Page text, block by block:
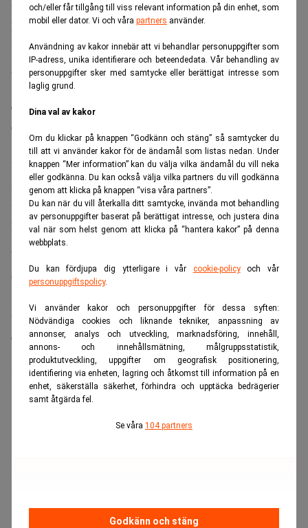
och/eller får tillgång till viss relevant information på din enhet, som
mobil eller dator. Vi och våra partners använder.
Användning av kakor innebär att vi behandlar personuppgifter som
IP-adress, unika identifierare och beteendedata. Vår behandling av
personuppgifter sker med samtycke eller berättigat intresse som
laglig grund.
Dina val av kakor
Om du klickar på knappen “Godkänn och stäng” så samtycker du
till att vi använder kakor för de ändamål som listas nedan. Under
knappen “Mer information” kan du välja vilka ändamål du vill neka
eller godkänna. Du kan också välja vilka partners du vill godkänna
genom att klicka på knappen “visa våra partners”.
Du kan när du vill återkalla ditt samtycke, invända mot behandling
av personuppgifter baserat på berättigat intresse, och justera dina
val när som helst genom att klicka på “hantera kakor” på denna
webbplats.
Du kan fördjupa dig ytterligare i vår cookie-policyoch vår
personuppgiftspolicy.
Vi använder kakor och personuppgifter för dessa syften:
Nödvändiga cookies och liknande tekniker, anpassning av
annonser, analys och utveckling, marknadsföring, innehåll,
annons- och innehållsmätning, målgruppsstatistik,
produktutveckling, uppgifter om geografisk positionering,
identifiering via enheten, lagring och åtkomst till information på en
enhet, säkerställa säkerhet, förhindra och upptäcka bedrägerier
samt åtgärda fel.
Se våra 104 partners
Godkänn och stäng
försäkringsavtalen står Nord Stream AG utan ersättning.
Läs också: Bekräftat – det var sabotage av Nord Stream.
Realtid
580 miljoner euro uteblir
Bolaget hade, enligt
euro från sina försäkringsgivare, där Lloyd’s och Arch är
de största aktörerna.
Domen innebär att försäkringsbolagen slipper en av de
mest uppmärksammade skadeutbetalningarna i modern
tid.
Läs också:Putin: Ryssland redo att återuppta
gasleveranser genom Nord Stream. Realtid
Ordet ”indirekt” var avgörande
I rätten argumenterade Nord Stream AG:s advokater för att
undantagsklausulen skulle tolkas snävt. Det vill säga att
den endast gällde skador som direkt beordrats av en stat
som en krigshandling.
Domstolen gick på försäkringsbolagens linje.
ANNONS